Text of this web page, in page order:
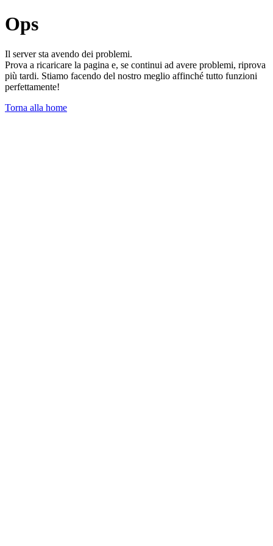
Ops
Il server sta avendo dei problemi.
Prova a ricaricare la pagina e, se continui ad avere problemi, riprova
più tardi. Stiamo facendo del nostro meglio affinché tutto funzioni
perfettamente!
Torna alla home